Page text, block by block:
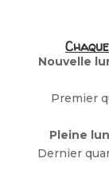
Nouvelle
Premier
Pleine
Dernier